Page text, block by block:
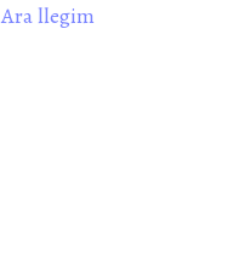
Ara llegim